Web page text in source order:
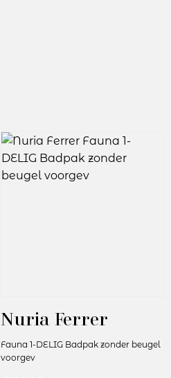
Nuria Ferrer
Fauna 1-DELIG Badpak zonder beugel
voorgev